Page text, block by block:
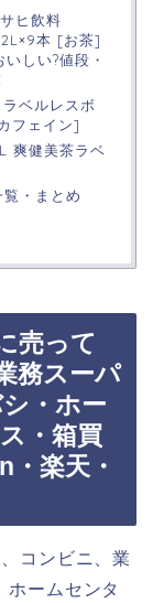
ヒ飲料
本 [お茶]
しい?値段・
ベルレスボ
フェイン]
爽健美茶ラベ
・まとめ
売って
務スーパ
・ホー
・箱買
楽天・
コンビニ、業
ホームセンタ